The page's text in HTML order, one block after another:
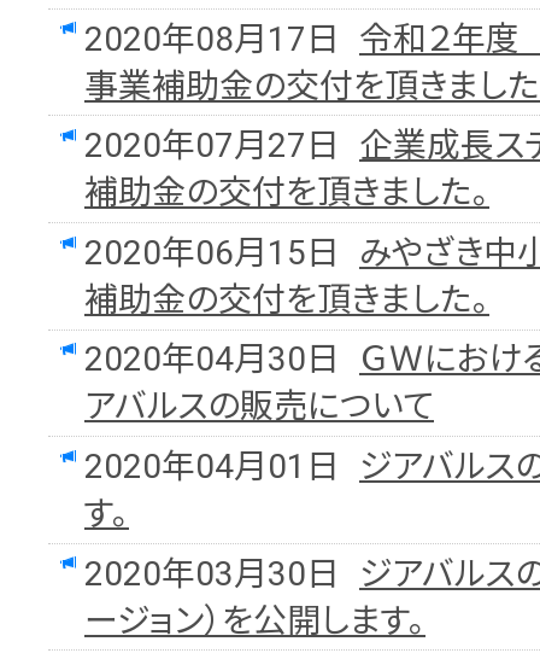
2020年08月17日
令和２年
事業補助金の交付を頂きました
2020年07月27日
企業成長ス
補助金の交付を頂きました。
2020年06月15日
みやざき中
補助金の交付を頂きました。
2020年04月30日
ＧＷにおけ
アバルスの販売について
2020年04月01日
ジアバルス
す。
2020年03月30日
ジアバルス
ージョン）を公開します。